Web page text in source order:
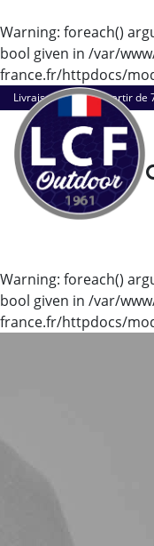
Warning: foreach()
bool given in /var/
france.fr/httpdocs/
Livraison offerte à partir de
Warning: foreach()
bool given in /var/
france.fr/httpdocs/